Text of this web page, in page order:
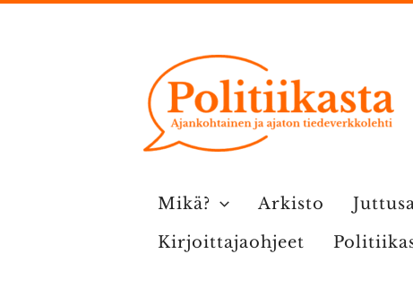
Mikä? Arkisto
Kirjoittajaohjeet